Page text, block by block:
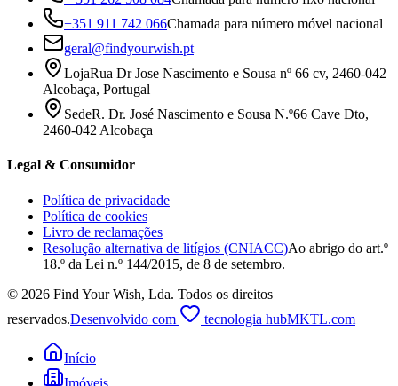
+351 911 742 066Chamada para número móvel nacional
geral@findyourwish.pt
LojaRua Dr Jose Nascimento e Sousa nº 66 cv, 2460-042
Alcobaça, Portugal
SedeR. Dr. José Nascimento e Sousa N.º66 Cave Dto,
2460-042 Alcobaça
Legal & Consumidor
Política de privacidade
Política de cookies
Livro de reclamações
Resolução alternativa de litígios (CNIACC)Ao abrigo do art.º
18.º da Lei n.º 144/2015, de 8 de setembro.
© 2026 Find Your Wish, Lda. Todos os direitos
reservados.Desenvolvido com tecnologia hubMKTL.com
Início
Imóveis